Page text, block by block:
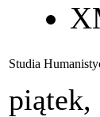
Studia
piątek,